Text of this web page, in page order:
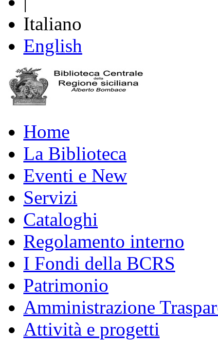
Italiano
English
Home
La Biblioteca
Eventi e New
Servizi
Cataloghi
Regolamento interno
I Fondi della BCRS
Patrimonio
Amministrazione
Attività e progetti